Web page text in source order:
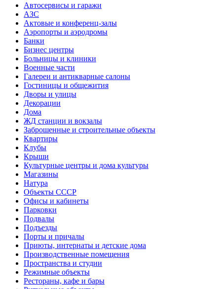
Автосервисы и гаражи
АЗС
Актовые и конференц-залы
Аэропорты и аэродромы
Банки
Бизнес центры
Больницы и клиники
Военные части
Галереи и антикварные салоны
Гостиницы и общежития
Дворы и улицы
Декорации
Дома
ЖД станции и вокзалы
Заброшенные и строительные объекты
Квартиры
Клубы
Крыши
Культурные центры и дома культуры
Магазины
Натура
Объекты СССР
Офисы и кабинеты
Парковки
Подвалы
Подъезды
Порты и причалы
Приюты, интернаты и детские дома
Производственные помещения
Пространства и студии
Режимные объекты
Рестораны, кафе и бары